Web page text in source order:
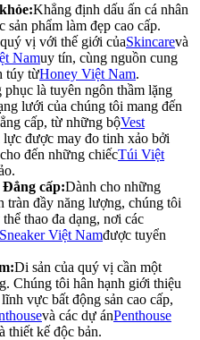
Khẳng định dấu ấn cá nhân
phẩm làm đẹp cao cấp.
vị với thế giới củaSkincarevà
Namuy tín, cùng nguồn cung
túy từHoney Việt Nam.
phục là tuyên ngôn thầm lặng
lưới của chúng tôi mang đến
cấp, từ những bộVest
lực được may đo tinh xảo bởi
đến những chiếcTúi Việt
Đẳng cấp:Dành cho những
tràn đầy năng lượng, chúng tôi
thao đa dạng, nơi các
Sneaker Việt Namđược tuyển
Di sản của quý vị cần một
Chúng tôi hân hạnh giới thiệu
vực bất động sản cao cấp,
và các dự ánPenthouse
thiết kế độc bản.